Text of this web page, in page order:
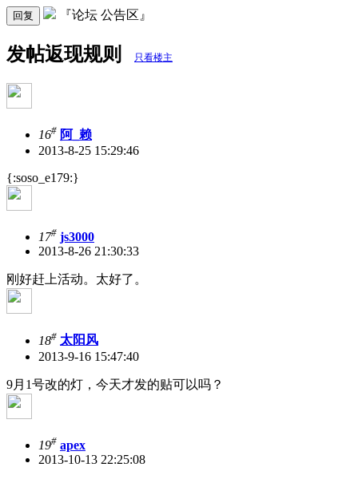
回复 『论坛 公告区』
发帖返现规则 只看楼主
16# 阿_赖
2013-8-25 15:29:46
{:soso_e179:}
17# js3000
2013-8-26 21:30:33
刚好赶上活动。太好了。
18# 太阳风
2013-9-16 15:47:40
9月1号改的灯，今天才发的贴可以吗？
19# apex
2013-10-13 22:25:08